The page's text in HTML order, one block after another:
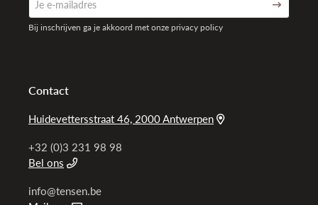
Contact
Huidevettersstraat 46, 2000 Antwerpen
+32 (0)3 231 98 98
Bel ons
info@tensen.be
Bij inschrijven ga je akkoord met onze privacy policy